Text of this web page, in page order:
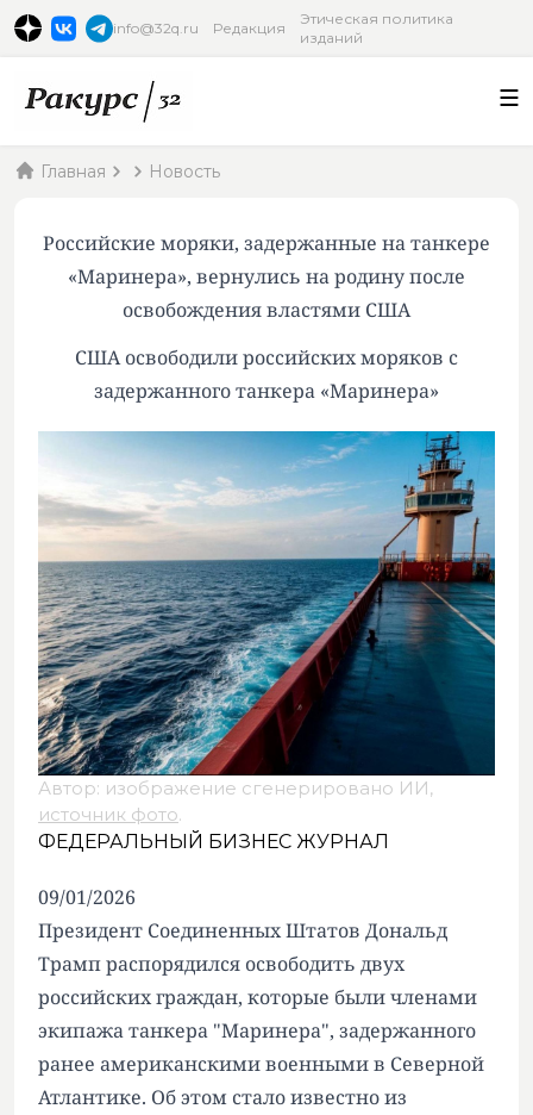
info@32q.ru Редакция
Этическая политика
изданий
Главная Новость
Российские моряки, задержанные на танкере
«Маринера», вернулись на родину после
освобождения властями США
США освободили российских моряков с
задержанного танкера «Маринера»
Автор: изображение сгенерировано ИИ,
источник фото.
ФЕДЕРАЛЬНЫЙ БИЗНЕС ЖУРНАЛ
09/01/2026
Президент Соединенных Штатов Дональд
Трамп распорядился освободить двух
российских граждан, которые были членами
экипажа танкера "Маринера", задержанного
ранее американскими военными в Северной
Атлантике. Об этом стало известно из